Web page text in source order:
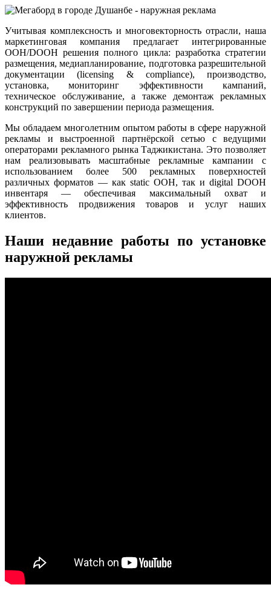
Учитывая комплексность и многовекторность отрасли, наша
маркетинговая компания предлагает интегрированные
OOH/DOOH решения полного цикла: разработка стратегии
размещения, медиапланирование, подготовка разрешительной
документации (licensing & compliance), производство,
установка, мониторинг эффективности кампаний,
техническое обслуживание, а также демонтаж рекламных
конструкций по завершении периода размещения.
Мы обладаем многолетним опытом работы в сфере наружной
рекламы и выстроенной партнёрской сетью с ведущими
операторами рекламного рынка Таджикистана. Это позволяет
нам реализовывать масштабные рекламные кампании с
использованием более 500 рекламных поверхностей
различных форматов — как static OOH, так и digital DOOH
инвентаря — обеспечивая максимальный охват и
эффективность продвижения товаров и услуг наших
клиентов.
Наши недавние работы по установке
наружной рекламы